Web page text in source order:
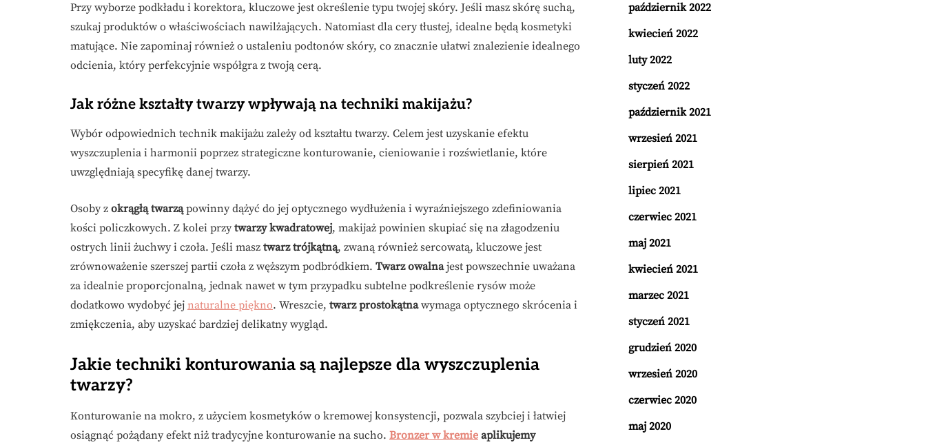
Przy wyborze podkładu i korektora, kluczowe jest określenie typu twojej skóry. Jeśli masz skórę suchą,
szukaj produktów o właściwościach nawilżających. Natomiast dla cery tłustej, idealne będą kosmetyki
matujące. Nie zapominaj również o ustaleniu podtonów skóry, co znacznie ułatwi znalezienie idealnego
odcienia, który perfekcyjnie współgra z twoją cerą.
Jak różne kształty twarzy wpływają na techniki makijażu?
Wybór odpowiednich technik makijażu zależy od kształtu twarzy. Celem jest uzyskanie efektu
wyszczuplenia i harmonii poprzez strategiczne konturowanie, cieniowanie i rozświetlanie, które
uwzględniają specyfikę danej twarzy.
Osoby z okrągłą twarząpowinny dążyć do jej optycznego wydłużenia i wyraźniejszego zdefiniowania
kości policzkowych. Z kolei przy twarzy kwadratowej, makijaż powinien skupiać się na złagodzeniu
ostrych linii żuchwy i czoła. Jeśli masz twarz trójkątną, zwaną również sercowatą, kluczowe jest
zrównoważenie szerszej partii czoła z węższym podbródkiem. Twarz owalnajest powszechnie uważana
za idealnie proporcjonalną, jednak nawet w tym przypadku subtelne podkreślenie rysów może
dodatkowo wydobyć jej naturalne piękno. Wreszcie, twarz prostokątnawymaga optycznego skrócenia i
zmiękczenia, aby uzyskać bardziej delikatny wygląd.
Jakie techniki konturowania są najlepsze dla wyszczuplenia
twarzy?
Konturowanie na mokro, z użyciem kosmetyków o kremowej konsystencji, pozwala szybciej i łatwiej
osiągnąć pożądany efekt niż tradycyjne konturowanie na sucho. Bronzer w kremie aplikujemy
październik 2022
kwiecień 2022
luty 2022
styczeń 2022
październik 2021
wrzesień 2021
sierpień 2021
lipiec 2021
czerwiec 2021
maj 2021
kwiecień 2021
marzec 2021
styczeń 2021
grudzień 2020
wrzesień 2020
czerwiec 2020
maj 2020